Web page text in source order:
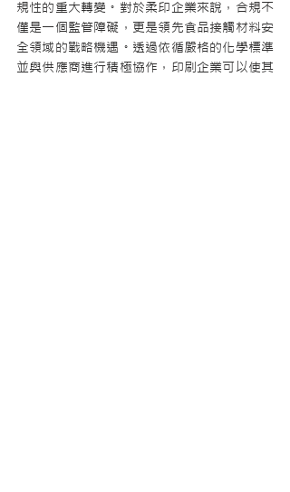
規性的重大轉變。對於柔印企業來說，合規不
僅是一個監管障礙，更是領先食品接觸材料安
全領域的戰略機遇。透過依循嚴格的化學標準
並與供應商進行積極協作，印刷企業可以使其